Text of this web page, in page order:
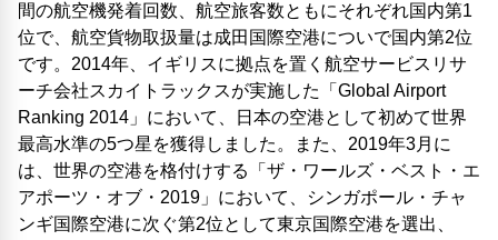
間の航空機発着回数、航空旅客数ともにそれぞれ国内第1
位で、航空貨物取扱量は成田国際空港についで国内第2位
です。2014年、イギリスに拠点を置く航空サービスリサ
ーチ会社スカイトラックスが実施した「Global Airport
Ranking 2014」において、日本の空港として初めて世界
最高水準の5つ星を獲得しました。また、2019年3月に
は、世界の空港を格付けする「ザ・ワールズ・ベスト・エ
アポーツ・オブ・2019」において、シンガポール・チャ
ンギ国際空港に次ぐ第2位として東京国際空港を選出、